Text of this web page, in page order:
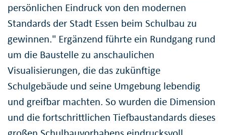
persönlichen Eindruck von den modernen
Standards der Stadt Essen beim Schulbau zu
gewinnen." Ergänzend führte ein Rundgang rund
um die Baustelle zu anschaulichen
Visualisierungen, die das zukünftige
Schulgebäude und seine Umgebung lebendig
und greifbar machten. So wurden die Dimension
und die fortschrittlichen Tiefbaustandards dieses